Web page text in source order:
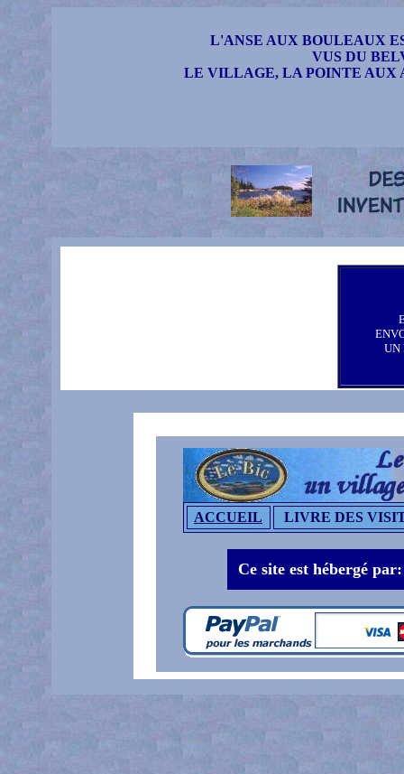
L'ANSE AUX BOULEAUX
VUS DU
LE VILLAGE, LA POINTE AUX
UN
ACCUEIL LIVRE DES
Ce site est hébergé par: